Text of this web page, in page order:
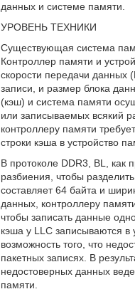
данных и системе памяти.
УРОВЕНЬ ТЕХНИКИ
Существующая система
Контроллер памяти и
скорости передачи данных
записи, и размер блока
(кэш) и система памяти
или записываемых всякий
контроллеру памяти
строки кэша в устройство
В протоколе DDR3, BL, как
разбиения, чтобы
составляет 64 байта и
данных, контроллеру
чтобы записать данные
кэша у LLC записываются в
возможность того, что
пакетных записях. В
недостоверных данных
памяти.